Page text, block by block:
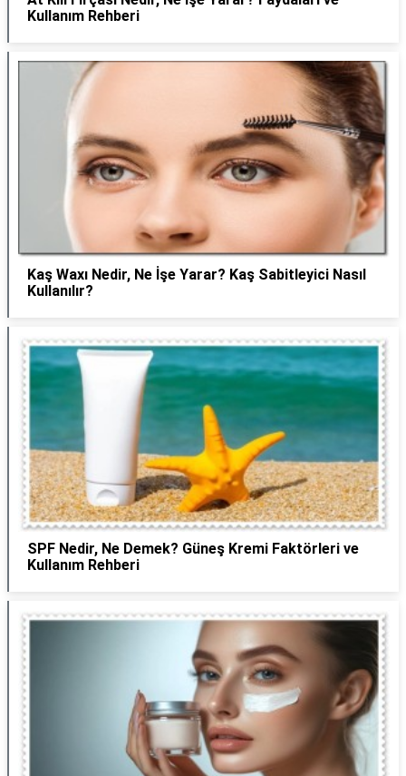
Kullanım Rehberi
Kaş Waxı Nedir, Ne İşe Yarar? Kaş Sabitleyici Nasıl
Kullanılır?
SPF Nedir, Ne Demek? Güneş Kremi Faktörleri ve
Kullanım Rehberi